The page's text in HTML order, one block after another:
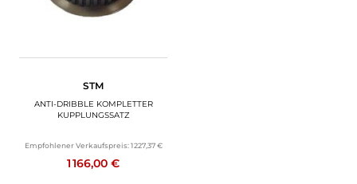
GESCHENKKARTEN
KONTAKTIEREN SIE UNS
STM
ANTI-DRIBBLE KOMPLETTER
KUPPLUNGSSATZ
Empfohlener Verkaufspreis: 1 227,37 €
1 166,00 €